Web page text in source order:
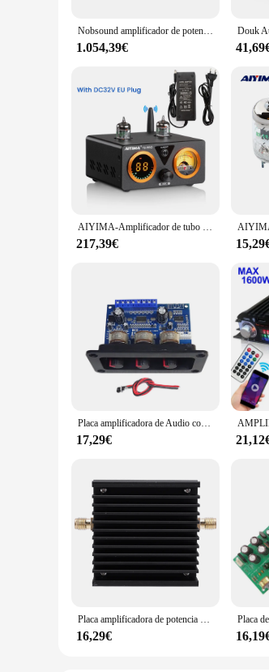
**Unmatched Sound Quality and
AMPLIFICADOR VALVULAR
every note and dialogue is heard with
**Seamless Integration and User-
The AMPLIFICADOR VALVULAR is
breeze. This amplifier is not only a
enthusiast, the AMPLIFICADOR
Nobsound amplificador de potencia de tubo de válvula HiFi, amplificador de Audio de escritorio de un solo extremo
1.054,39€
AIYIMA-Amplificador de tubo T9 PRO HiFi con Bluetooth, medidor VU, Amplificador DE POTENCIA ESTÉREO, USB, DAC, coaxial, OPT, Audio para el hogar, 100Wx2
217,39€
Placa amplificadora de Audio con Bluetooth 2,1, 5,0 canales, DC hembra, 2x25W + 50W, Subwoofer, Clase D, DC12-20V
17,29€
Placa amplificadora de potencia de 433MHz, 5W, entrada de 0,1 W, módulo amplificador de potencia de señal RF de banda ancha para 380-450MHz
16,29€